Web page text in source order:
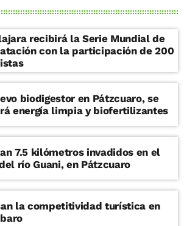
recibirá la Serie Mundial de
con la participación de 200
biodigestor en Pátzcuaro, se
energía limpia y biofertilizantes
7.5 kilómetros invadidos en el
río Guani, en Pátzcuaro
la competitividad turística en